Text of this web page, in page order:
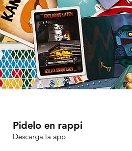
Pidelo en rappi
Descarga la app